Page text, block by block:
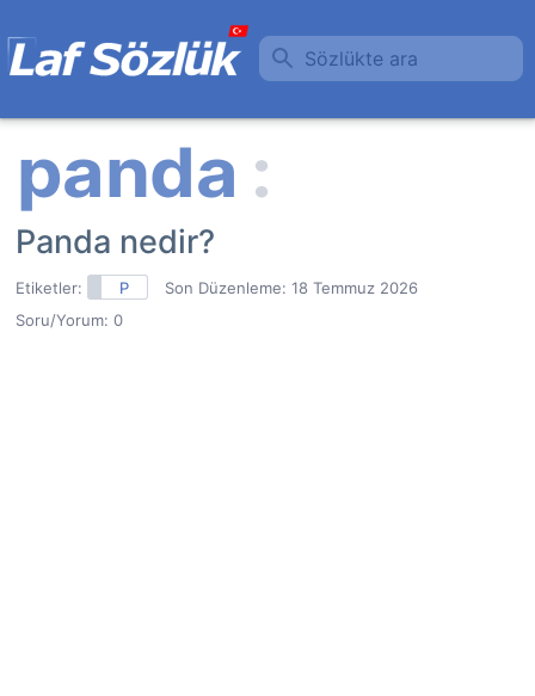
Sözlükte ara
Panda nedir?
Etiketler: P Son Düzenleme: 18 Temmuz 2026
Soru/Yorum: 0